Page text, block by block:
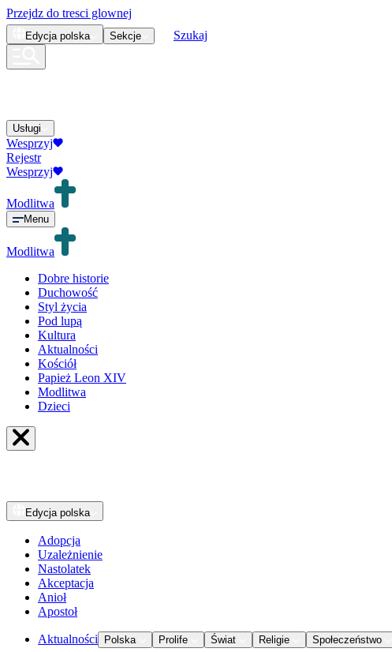
Przejdz do tresci glownej
Edycja polska Sekcje Szukaj
Usługi
Wesprzyj
Rejestr
Wesprzyj
Modlitwa
Menu
Modlitwa
Dobre historie
Duchowość
Styl życia
Pod lupą
Kultura
Aktualności
Kościół
Papież Leon XIV
Modlitwa
Dzieci
Edycja polska
Adopcja
Uzależnienie
Nastolatek
Akceptacja
Anioł
Apostoł
Aktualności Polska Prolife Świat Religie Społeczeństwo